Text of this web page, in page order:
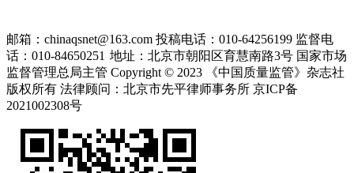
邮箱：chinaqsnet@163.com 投稿电话：010-64256199 监督电
话：010-84650251 地址：北京市朝阳区育慧南路3号 国家市场
监督管理总局主管 Copyright © 2023 《中国质量监管》杂志社
版权所有 法律顾问：北京市先平律师事务所 京ICP备
2021002308号